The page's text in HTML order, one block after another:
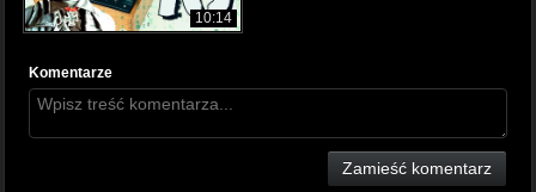
10:14
Komentarze
Zamieść komentarz